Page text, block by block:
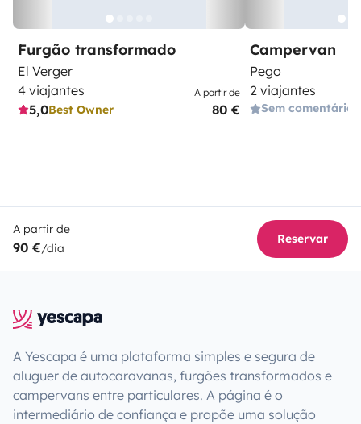
Furgão transformado
El Verger
4 viajantes
5,0Best Owner
A partir de
80 €
Campervan
Pego
2 viajantes
Sem comentários
A partir de
90 €/dia
Reservar
A Yescapa é uma plataforma simples e segura de
aluguer de autocaravanas, furgões transformados e
campervans entre particulares. A página é o
intermediário de confiança e propõe uma solução